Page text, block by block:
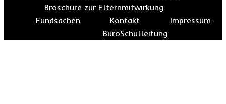
Broschüre zur Elternmitwirkung
Fundsachen
Kontakt
BüroSchulleitung
Impressum